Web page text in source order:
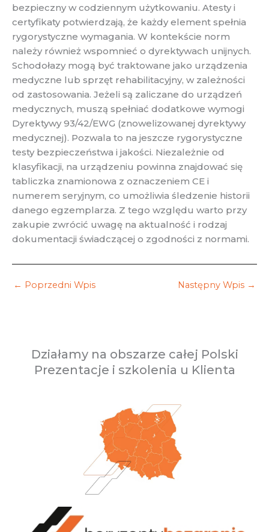
bezpieczny w codziennym użytkowaniu. Atesty i
certyfikaty potwierdzają, że każdy element spełnia
rygorystyczne wymagania. W kontekście norm
należy również wspomnieć o dyrektywach unijnych.
Schodołazy mogą być traktowane jako urządzenia
medyczne lub sprzęt rehabilitacyjny, w zależności
od zastosowania. Jeżeli są zaliczane do urządzeń
medycznych, muszą spełniać dodatkowe wymogi
Dyrektywy 93/42/EWG (znowelizowanej dyrektywy
medycznej). Pozwala to na jeszcze rygorystyczne
testy bezpieczeństwa i jakości. Niezależnie od
klasyfikacji, na urządzeniu powinna znajdować się
tabliczka znamionowa z oznaczeniem CE i
numerem seryjnym, co umożliwia śledzenie historii
danego egzemplarza. Z tego względu warto przy
zakupie zwrócić uwagę na aktualność i rodzaj
dokumentacji świadczącej o zgodności z normami.
← Poprzedni Wpis Następny Wpis →
Działamy na obszarze całej Polski
Prezentacje i szkolenia u Klienta